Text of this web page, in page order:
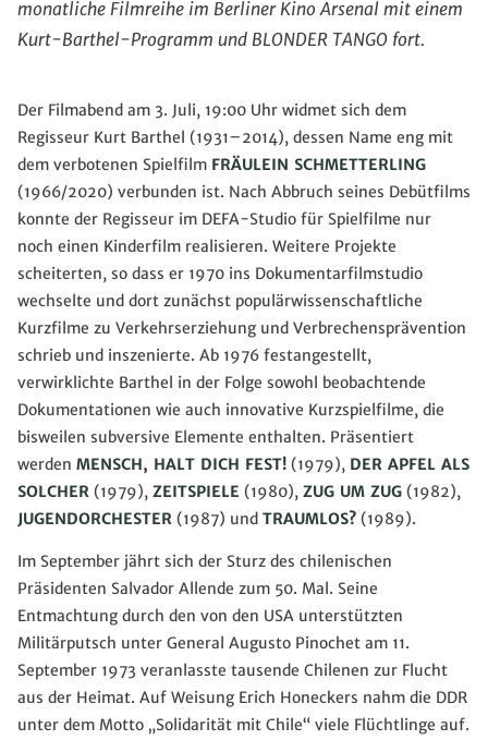
monatliche Filmreihe im Berliner Kino Arsenal mit einem
Kurt-Barthel-Programm und BLONDER TANGO fort.
Der Filmabend am 3. Juli, 19:00 Uhr widmet sich dem
Regisseur Kurt Barthel (1931–2014), dessen Name eng mit
dem verbotenen Spielfilm FRÄULEIN SCHMETTERLING
(1966/2020) verbunden ist. Nach Abbruch seines Debütfilms
konnte der Regisseur im DEFA-Studio für Spielfilme nur
noch einen Kinderfilm realisieren. Weitere Projekte
scheiterten, so dass er 1970 ins Dokumentarfilmstudio
wechselte und dort zunächst populärwissenschaftliche
Kurzfilme zu Verkehrserziehung und Verbrechensprävention
schrieb und inszenierte. Ab 1976 festangestellt,
verwirklichte Barthel in der Folge sowohl beobachtende
Dokumentationen wie auch innovative Kurzspielfilme, die
bisweilen subversive Elemente enthalten. Präsentiert
werden MENSCH, HALT DICH FEST! (1979), DER APFEL ALS
SOLCHER (1979), ZEITSPIELE (1980), ZUG UM ZUG (1982),
JUGENDORCHESTER (1987) und TRAUMLOS? (1989).
Im September jährt sich der Sturz des chilenischen
Präsidenten Salvador Allende zum 50. Mal. Seine
Entmachtung durch den von den USA unterstützten
Militärputsch unter General Augusto Pinochet am 11.
September 1973 veranlasste tausende Chilenen zur Flucht
aus der Heimat. Auf Weisung Erich Honeckers nahm die DDR
unter dem Motto „Solidarität mit Chile“ viele Flüchtlinge auf.